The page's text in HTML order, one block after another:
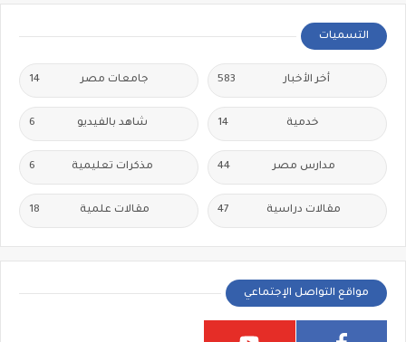
التسميات
أخر الأخبار 583 جامعات مصر 14
خدمية 14 شاهد بالفيديو 6
مدارس مصر 44 مذكرات تعليمية 6
مقالات دراسية 47 مقالات علمية 18
مواقع التواصل الإجتماعي